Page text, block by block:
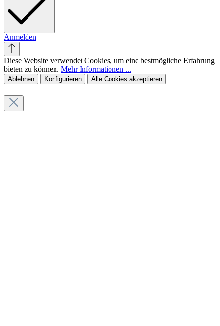
Anmelden
Diese Website verwendet Cookies, um eine bestmögliche Erfahrung
bieten zu können. Mehr Informationen ...
Ablehnen Konfigurieren Alle Cookies akzeptieren